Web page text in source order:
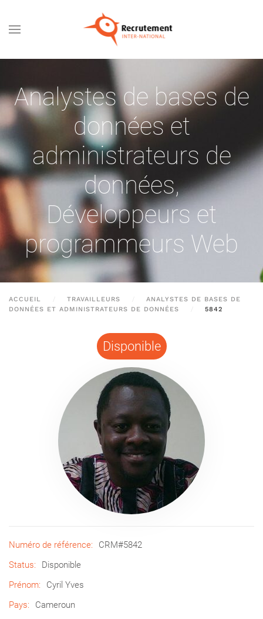
Passer au contenu principal
Analystes de bases de
données et
administrateurs de
données,
Développeurs et
programmeurs Web
ACCUEIL TRAVAILLEURS
ANALYSTES DE BASES DE
DONNÉES ET ADMINISTRATEURS DE DONNÉES
5842
Disponible
Numéro de référence:
CRM#5842
Status:
Disponible
Prénom:
Cyril Yves
Pays:
Cameroun